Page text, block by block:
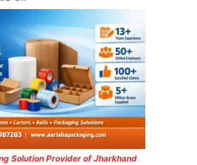
Solution Provider of Jharkhand